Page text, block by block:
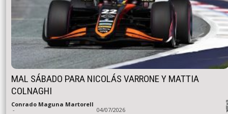
MAL SÁBADO PARA NICOLÁS VARRONE Y MATTIA
COLNAGHI
Conrado Maguna Martorell
- 04/07/2026